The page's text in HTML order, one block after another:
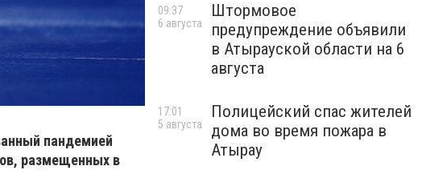
пандемией
размещенных в
Штормовое
предупреждение объявили
в Атырауской области на 6
августа
09:37
6 августа
Полицейский спас жителей
дома во время пожара в
Атырау
17:01
5 августа